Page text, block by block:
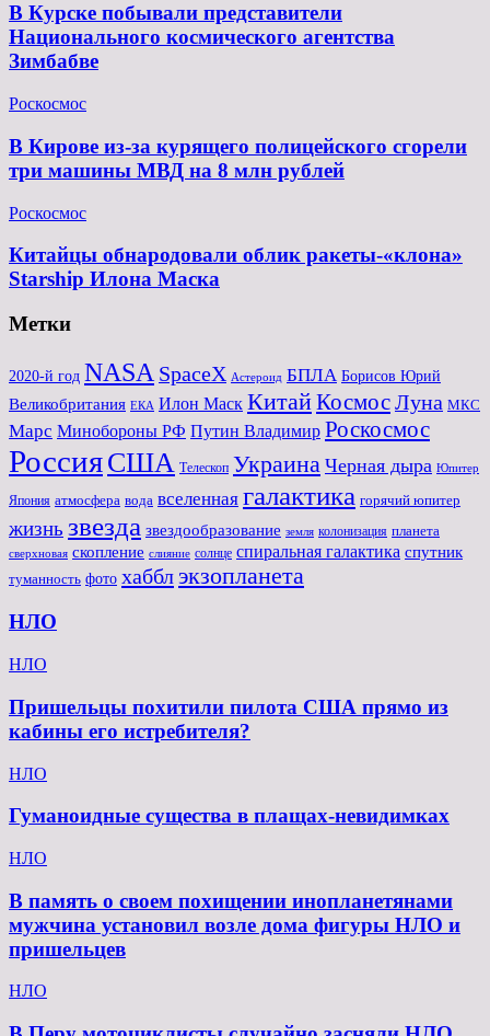
В Курске побывали представители
Национального космического агентства
Зимбабве
Роскосмос
В Кирове из-за курящего полицейского сгорели
три машины МВД на 8 млн рублей
Роскосмос
Китайцы обнародовали облик ракеты-«клона»
Starship Илона Маска
Метки
2020-й год NASA SpaceX Астероид БПЛА Борисов Юрий
Великобритания ЕКА Илон Маск КитайКосмосЛуна МКС
Марс Минoбороны РФ Путин Владимир Роскосмос
РоссияСША Телескоп Украина Черная дыра Юпитер
Япония атмосфера вода вселенная галактика горячий юпитер
жизнь звезда звездообразование земля колонизация планета
сверхновая скопление слияние солнце спиральная галактика спутник
туманность фото хаббл экзопланета
НЛО
НЛО
Пришельцы похитили пилота США прямо из
кабины его истребителя?
НЛО
Гуманоидные существа в плащах-невидимках
НЛО
В память о своем похищении инопланетянами
мужчина установил возле дома фигуры НЛО и
пришельцев
НЛО